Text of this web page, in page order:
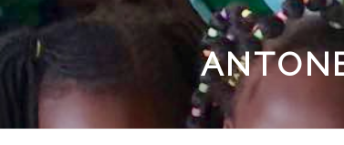
Aller
au
contenu
principal